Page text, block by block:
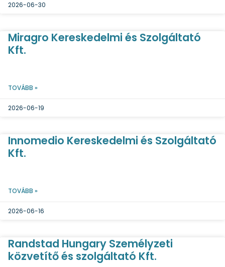
2026-06-30
Miragro Kereskedelmi és Szolgáltató
Kft.
TOVÁBB »
2026-06-19
Innomedio Kereskedelmi és Szolgáltató
Kft.
TOVÁBB »
2026-06-16
Randstad Hungary Személyzeti
közvetítő és szolgáltató Kft.